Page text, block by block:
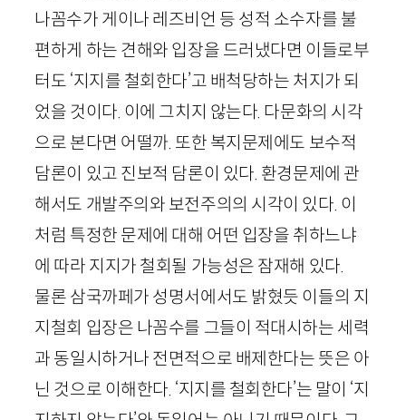
나꼼수가 게이나 레즈비언 등 성적 소수자를 불
편하게 하는 견해와 입장을 드러냈다면 이들로부
터도 ‘지지를 철회한다’고 배척당하는 처지가 되
었을 것이다. 이에 그치지 않는다. 다문화의 시각
으로 본다면 어떨까. 또한 복지문제에도 보수적
담론이 있고 진보적 담론이 있다. 환경문제에 관
해서도 개발주의와 보전주의의 시각이 있다. 이
처럼 특정한 문제에 대해 어떤 입장을 취하느냐
에 따라 지지가 철회될 가능성은 잠재해 있다.
물론 삼국까페가 성명서에서도 밝혔듯 이들의 지
지철회 입장은 나꼼수를 그들이 적대시하는 세력
과 동일시하거나 전면적으로 배제한다는 뜻은 아
닌 것으로 이해한다. ‘지지를 철회한다’는 말이 ‘지